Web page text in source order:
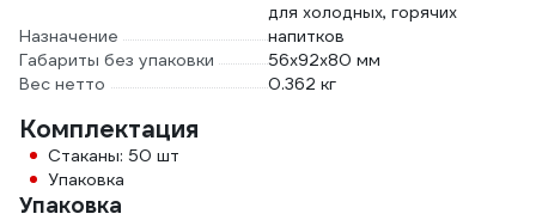
Назначение
для холодных, горячих
напитков
Габариты без упаковки
56х92х80 мм
Вес нетто
0.362 кг
Комплектация
Стаканы: 50 шт
Упаковка
Упаковка